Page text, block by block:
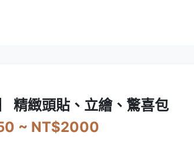
精緻頭貼、立繪、驚喜包
~ NT$2000